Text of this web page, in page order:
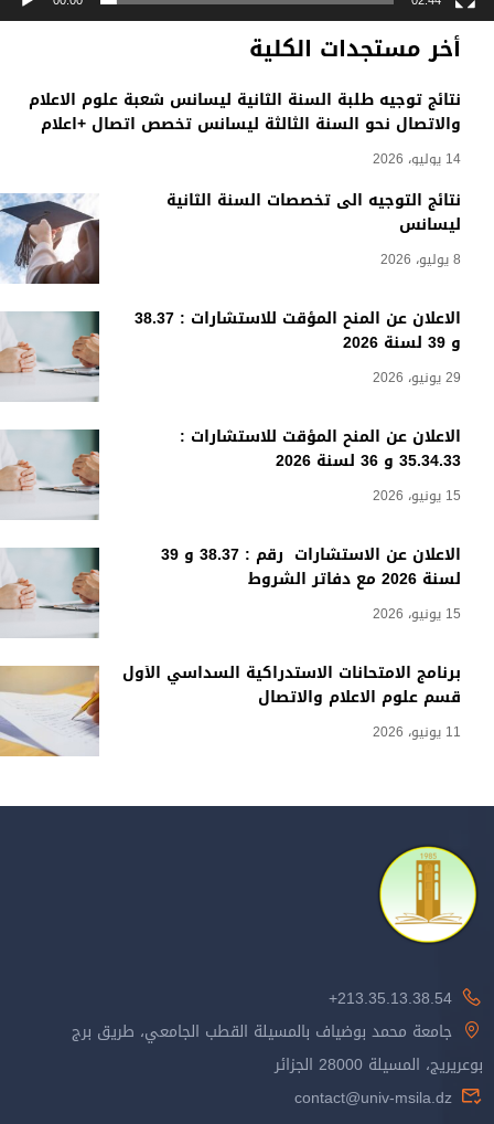
أخر مستجدات الكلية
نتائج توجيه طلبة السنة الثانية ليسانس شعبة علوم الاعلام
والاتصال نحو السنة الثالثة ليسانس تخصص اتصال +اعلام
14 يوليو، 2026
نتائج التوجيه الى تخصصات السنة الثانية
ليسانس
8 يوليو، 2026
الاعلان عن المنح المؤقت للاستشارات : 38.37
و 39 لسنة 2026
29 يونيو، 2026
الاعلان عن المنح المؤقت للاستشارات :
35.34.33 و 36 لسنة 2026
15 يونيو، 2026
الاعلان عن الاستشارات رقم : 38.37 و 39
لسنة 2026 مع دفاتر الشروط
15 يونيو، 2026
برنامج الامتحانات الاستدراكية السداسي الأول
قسم علوم الاعلام والاتصال
11 يونيو، 2026
213.35.13.38.54+
جامعة محمد بوضياف بالمسيلة القطب الجامعي، طريق برج
بوعريريج، المسيلة 28000 الجزائر
contact@univ-msila.dz